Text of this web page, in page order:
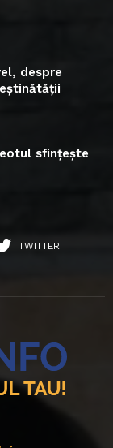
despre
sfințește
TWITTER